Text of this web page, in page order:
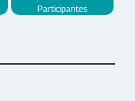
Participantes